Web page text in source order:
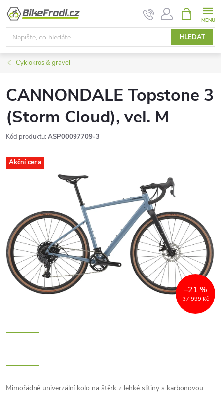
Přejít
obsah
HLEDAT
NÁKUPNÍ
KOŠÍK
Cyklokros & gravel
CANNONDALE Topstone 3
(Storm Cloud), vel. M
Kód produktu: ASP00097709-3
Akční cena
37 999 Kč
–21 %
Mimořádně univerzální kolo na štěrk z lehké slitiny s karbonovou